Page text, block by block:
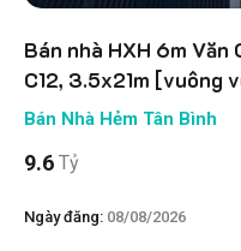
Bán nhà HXH 6m
C12, 3.5x21m [vuông
Bán Nhà Hẻm Tân Bình
9.6 Tỷ
Ngày đăng: 08/08/2026